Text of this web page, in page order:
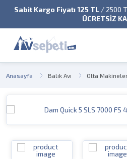
Sabit Kargo Fiyatı 125 TL/ 2500
ÜCRETSİZ
Anasayfa Balık Avı Olta